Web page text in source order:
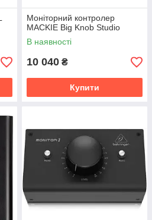
Моніторний контролер
MACKIE Big Knob Studio
В наявності
10 040 ₴
Купити